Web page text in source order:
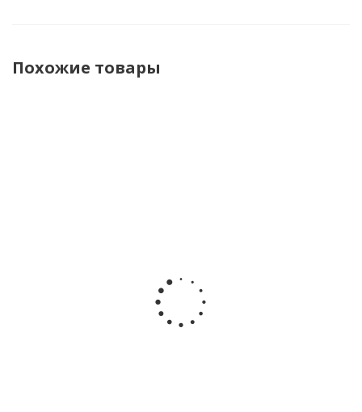
Похожие товары
блузка
брюки
Mayoral
1513/74